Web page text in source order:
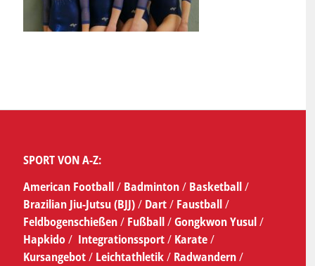
SPORT VON A-Z:
American Football/ Badminton/ Basketball/
Brazilian Jiu-Jutsu (BJJ)/ Dart/ Faustball/
Feldbogenschießen/ Fußball/Gongkwon Yusul/
Hapkido/ Integrationssport/ Karate/
Kursangebot/Leichtathletik/ Radwandern/